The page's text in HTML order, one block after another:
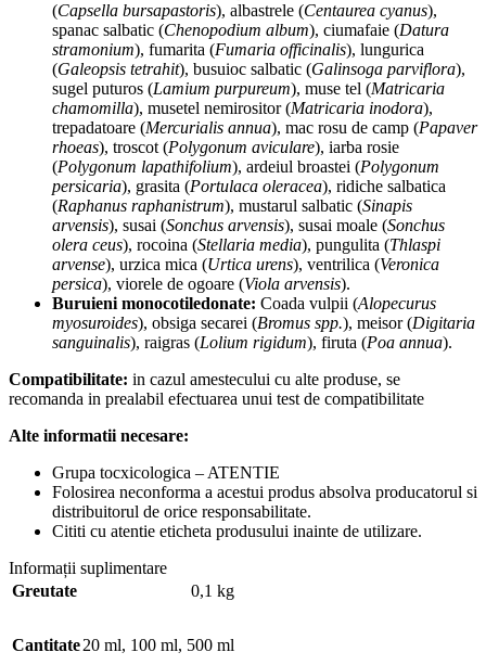
(Capsella bursapastoris), albastrele (Centaurea cyanus),
spanac salbatic (Chenopodium album), ciumafaie (Datura
stramonium), fumarita (Fumaria officinalis), lungurica
(Galeopsis tetrahit), busuioc salbatic (Galinsoga parviflora),
sugel puturos (Lamium purpureum), muse tel (Matricaria
chamomilla), musetel nemirositor (Matricaria inodora),
trepadatoare (Mercurialis annua), mac rosu de camp (Papaver
rhoeas), troscot (Polygonum aviculare), iarba rosie
(Polygonum lapathifolium), ardeiul broastei (Polygonum
persicaria), grasita (Portulaca oleracea), ridiche salbatica
(Raphanus raphanistrum), mustarul salbatic (Sinapis
arvensis), susai (Sonchus arvensis), susai moale (Sonchus
olera ceus), rocoina (Stellaria media), pungulita (Thlaspi
arvense), urzica mica (Urtica urens), ventrilica (Veronica
persica), viorele de ogoare (Viola arvensis).
Buruieni monocotiledonate: Coada vulpii (Alopecurus
myosuroides), obsiga secarei (Bromus spp.), meisor (Digitaria
sanguinalis), raigras (Lolium rigidum), firuta (Poa annua).
Compatibilitate: in cazul amestecului cu alte produse, se
recomanda in prealabil efectuarea unui test de compatibilitate
Alte informatii necesare:
Grupa tocxicologica – ATENTIE
Folosirea neconforma a acestui produs absolva producatorul si
distribuitorul de orice responsabilitate.
Cititi cu atentie eticheta produsului inainte de utilizare.
Informații suplimentare
Greutate
0,1 kg
Cantitate20 ml, 100 ml, 500 ml